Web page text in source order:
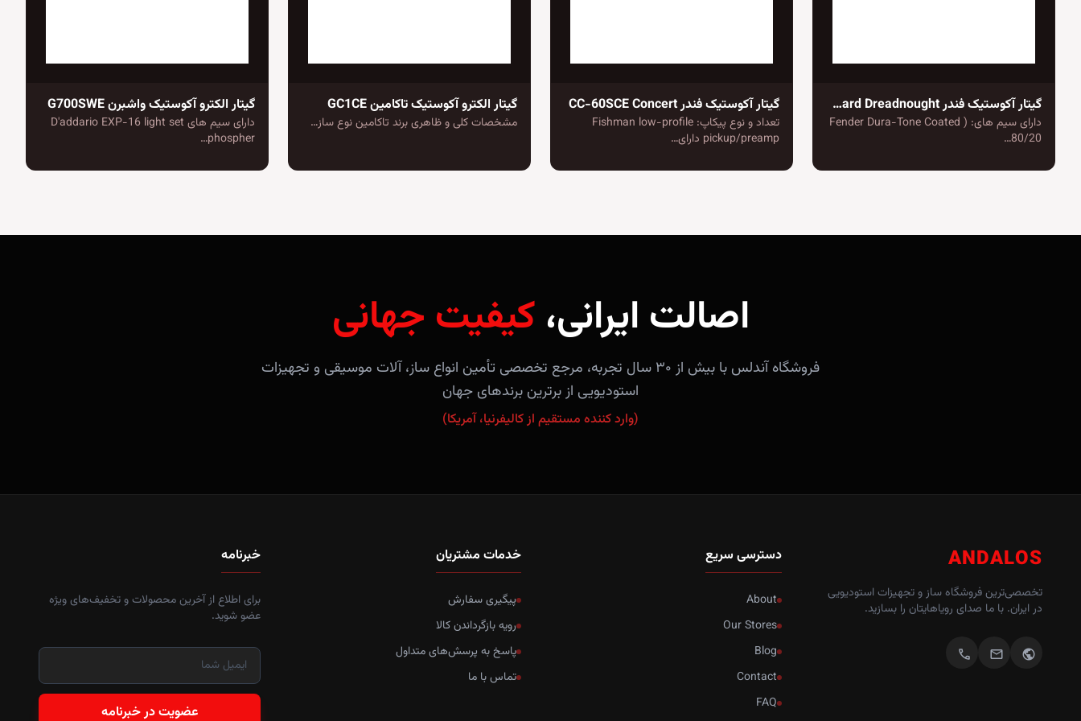
گیتار آکوستیک فندر PM-1 Standard Dreadnought
دارای سیم های: ( Fender Dura-Tone Coated
80/20…
گیتار آکوستیک فندر CC-60SCE Concert
تعداد و نوع پیکاپ: Fishman low-profile
pickup/preamp دارای…
گیتار الکترو آکوستیک تاکامین GC1CE
مشخصات کلی و ظاهری برند تاکامین نوع ساز…
گیتار الکترو آکوستیک واشبرن G700SWE
دارای سیم های D'addario EXP-16 light set
phospher…
اصالت ایرانی، کیفیت جهانی
فروشگاه آندلس با بیش از ۳۰ سال تجربه، مرجع تخصصی تأمین انواع ساز، آلات موسیقی و تجهیزات
استودیویی از برترین برندهای جهان
(وارد کننده مستقیم از کالیفرنیا، آمریکا)
ANDALOS
تخصصی‌ترین فروشگاه ساز و تجهیزات استودیویی
در ایران. با ما صدای رویاهایتان را بسازید.
public
mail
call
دسترسی سریع
About
Our Stores
Blog
Contact
FAQ
خدمات مشتریان
پیگیری سفارش
رویه بازگرداندن کالا
پاسخ به پرسش‌های متداول
تماس با ما
خبرنامه
برای اطلاع از آخرین محصولات و تخفیف‌های ویژه
عضو شوید.
عضویت در خبرنامه